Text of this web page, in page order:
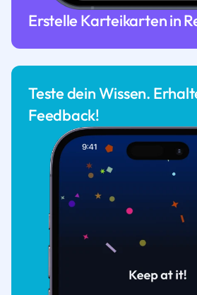
Erstelle Karteikarten in
Teste dein Wissen.
Feedback!